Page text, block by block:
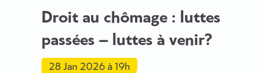
Droit au chômage : luttes
passées – luttes à venir?
28 Jan 2026 à 19h